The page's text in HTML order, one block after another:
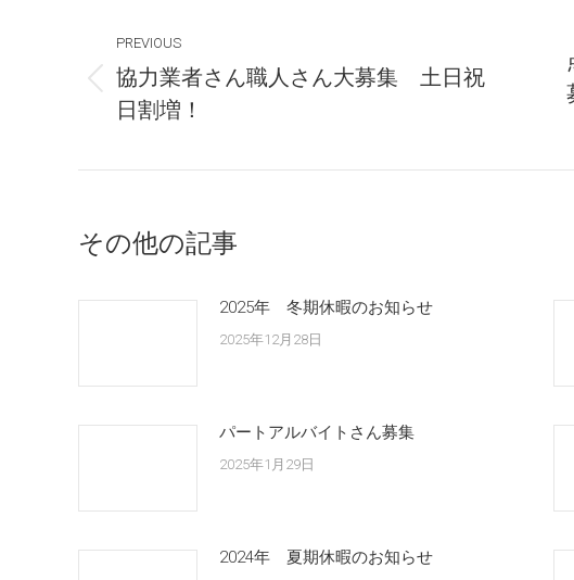
navigation
PREVIOUS
Previous
post:
協力業者さん職人さん大募集 土日祝
日割増！
その他の記事
2025年 冬期休暇のお知らせ
2025年12月28日
パートアルバイトさん募集
2025年1月29日
2024年 夏期休暇のお知らせ